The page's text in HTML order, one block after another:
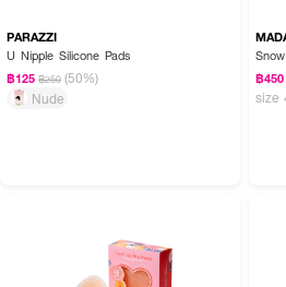
PARAZZI
U Nipple Silicone Pads
฿125 ฿250 (50%)
Nude
฿450
size